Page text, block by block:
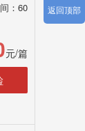
：60
元/篇
返回顶部